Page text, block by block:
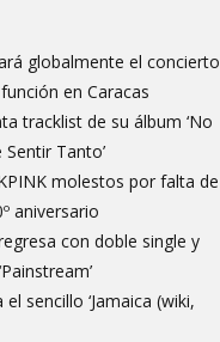
globalmente el concierto
función en Caracas
tracklist de su álbum ‘No
Tanto’
molestos por falta de
aniversario
con doble single y
sencillo ‘Jamaica (wiki,